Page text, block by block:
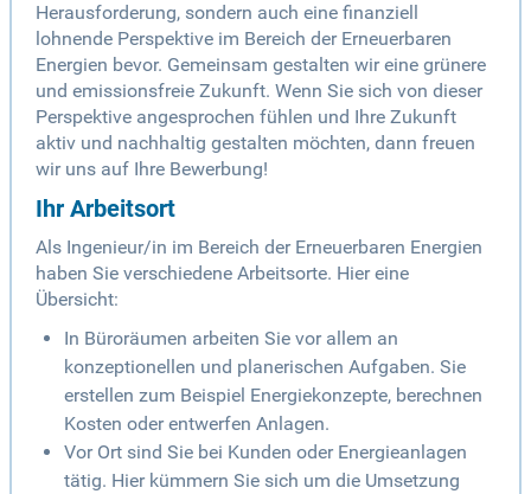
Herausforderung, sondern auch eine finanziell
lohnende Perspektive im Bereich der Erneuerbaren
Energien bevor. Gemeinsam gestalten wir eine grünere
und emissionsfreie Zukunft. Wenn Sie sich von dieser
Perspektive angesprochen fühlen und Ihre Zukunft
aktiv und nachhaltig gestalten möchten, dann freuen
wir uns auf Ihre Bewerbung!
Ihr Arbeitsort
Als Ingenieur/in im Bereich der Erneuerbaren Energien
haben Sie verschiedene Arbeitsorte. Hier eine
Übersicht:
In Büroräumen arbeiten Sie vor allem an
konzeptionellen und planerischen Aufgaben. Sie
erstellen zum Beispiel Energiekonzepte, berechnen
Kosten oder entwerfen Anlagen.
Vor Ort sind Sie bei Kunden oder Energieanlagen
tätig. Hier kümmern Sie sich um die Umsetzung